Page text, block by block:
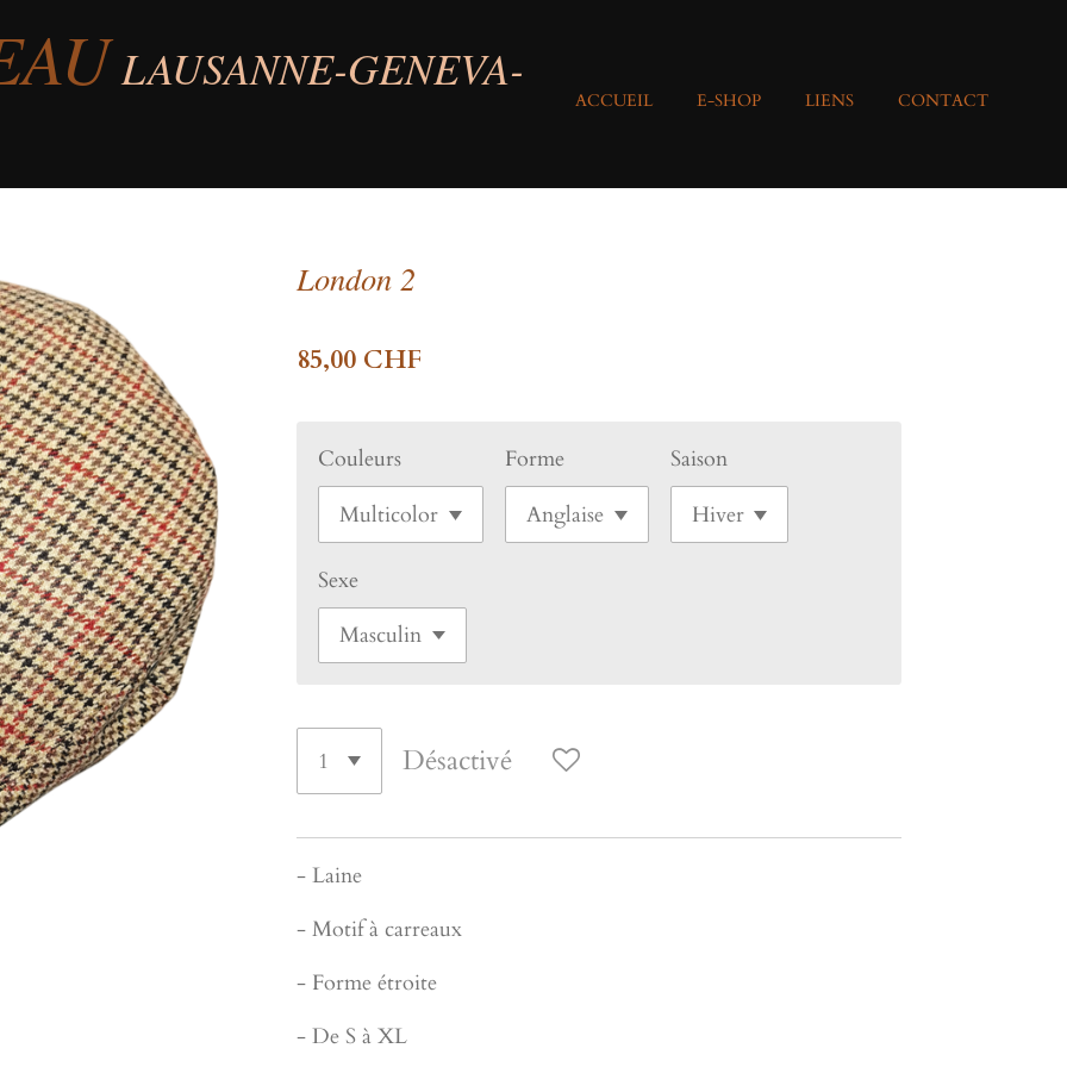
LAUSANNE-GENEVA-
ACCUEIL E-SHOP LIENS CONTACT
London 2
85,00 CHF
Couleurs Forme Saison
Sexe
Désactivé
- Laine
- Motif à carreaux
- Forme étroite
- De S à XL